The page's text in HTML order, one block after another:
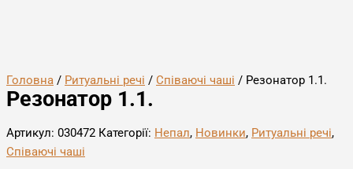
Головна / Ритуальні речі / Співаючі чаші / Резонатор 1.1.
Резонатор 1.1.
Артикул: 030472 Категорії: Непал, Новинки, Ритуальні речі,
Співаючі чаші